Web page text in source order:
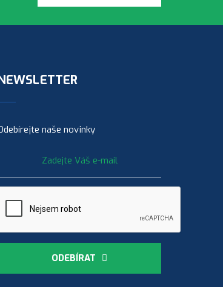
naše novinky
ODEBÍRAT